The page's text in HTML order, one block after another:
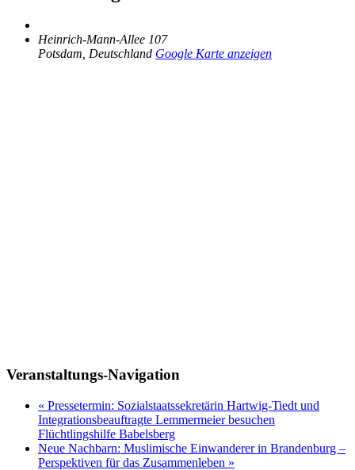
Heinrich-Mann-Allee 107
Potsdam, Deutschland Google Karte anzeigen
Veranstaltungs-Navigation
« Pressetermin: Sozialstaatssekretärin Hartwig-Tiedt und
Integrationsbeauftragte Lemmermeier besuchen
Flüchtlingshilfe Babelsberg
Neue Nachbarn: Muslimische Einwanderer in Brandenburg –
Perspektiven für das Zusammenleben »